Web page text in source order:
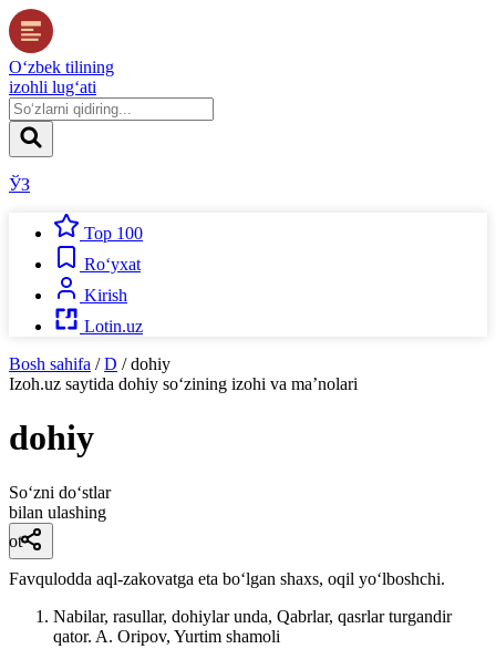
O‘zbek tilining
izohli lug‘ati
ЎЗ
Top 100
Ro‘yxat
Kirish
Lotin.uz
Bosh sahifa / D / dohiy
Izoh.uz saytida dohiy so‘zining izohi va ma’nolari
dohiy
So‘zni do‘stlar
bilan ulashing
ot
Favqulodda aql-zakovatga eta boʻlgan shaxs, oqil yoʻlboshchi.
Nabilar, rasullar, dohiylar unda, Qabrlar, qasrlar turgandir
qator. A. Oripov, Yurtim shamoli